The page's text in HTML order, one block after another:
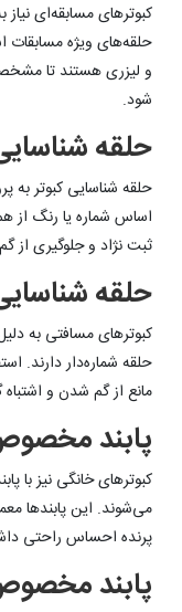
کبوترهای مسابقه‌ای
حلقه‌های ویژه مسابقات
و لیزری هستند تا
شود.
حلقه
حلقه شناسایی کبوتر به
اساس شماره یا رنگ از
ثبت نژاد و جلوگیری از
حلقه
کبوترهای مسافتی به
حلقه شماره‌دار دارند.
مانع از گم شدن و
پابند
کبوترهای خانگی نیز با
می‌شوند. این پابندها
پرنده احساس راحتی
پابند